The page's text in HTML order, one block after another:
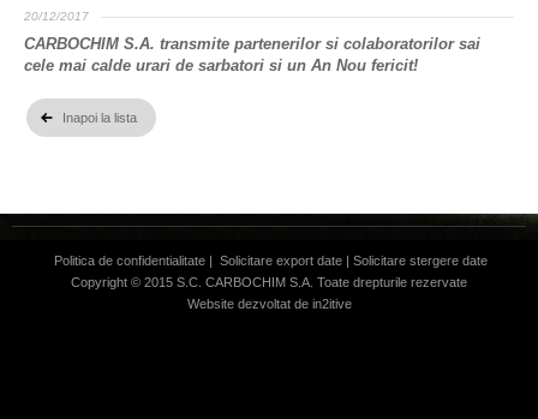
20/12/2017
CARBOCHIM S.A. transmite partenerilor si colaboratorilor sai
cele mai calde urari de sarbatori si un An Nou fericit!
Inapoi la lista
Politica de confidentialitate | Solicitare export date | Solicitare stergere date
Copyright © 2015 S.C. CARBOCHIM S.A. Toate drepturile rezervate
Website dezvoltat de in2itive